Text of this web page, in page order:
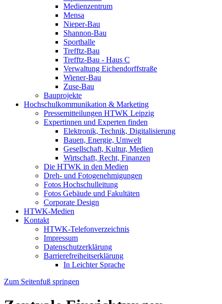
Medienzentrum
Mensa
Nieper-Bau
Shannon-Bau
Sporthalle
Trefftz-Bau
Trefftz-Bau - Haus C
Verwaltung Eichendorffstraße
Wiener-Bau
Zuse-Bau
Bauprojekte
Hochschulkommunikation & Marketing
Pressemitteilungen HTWK Leipzig
Expertinnen und Experten finden
Elektronik, Technik, Digitalisierung
Bauen, Energie, Umwelt
Gesellschaft, Kultur, Medien
Wirtschaft, Recht, Finanzen
Die HTWK in den Medien
Dreh- und Fotogenehmigungen
Fotos Hochschulleitung
Fotos Gebäude und Fakultäten
Corporate Design
HTWK-Medien
Kontakt
HTWK-Telefonverzeichnis
Impressum
Datenschutzerklärung
Barrierefreiheitserklärung
In Leichter Sprache
Zum Seitenfuß springen